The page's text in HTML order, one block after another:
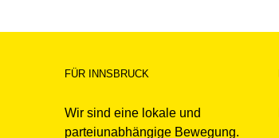
FÜR INNSBRUCK
Wir sind eine lokale und
parteiunabhängige Bewegung.